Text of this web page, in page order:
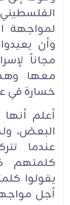
لمواجهة
وأن
مجاناً
معها
خسارة في
أعلم
البعض،
عندما
كلمتهم
يقولوا
أجل